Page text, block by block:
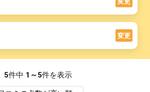
変更
5件中 1～5件を表示